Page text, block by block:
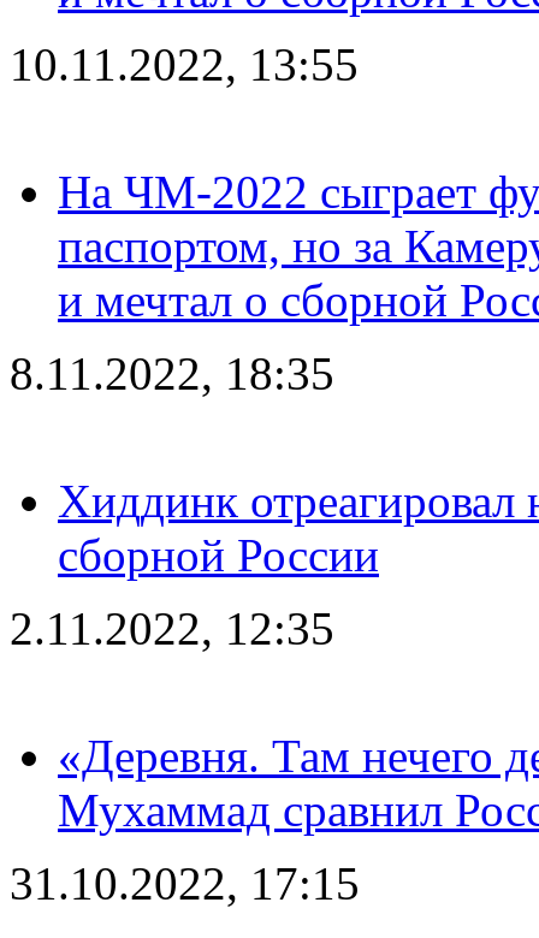
10.11.2022, 13:55
На ЧМ-2022 сыграет
паспортом, но за
и мечтал о сборной
8.11.2022, 18:35
Хиддинк отреагировал
сборной России
2.11.2022, 12:35
«Деревня. Там нечего
Мухаммад сравнил
31.10.2022, 17:15